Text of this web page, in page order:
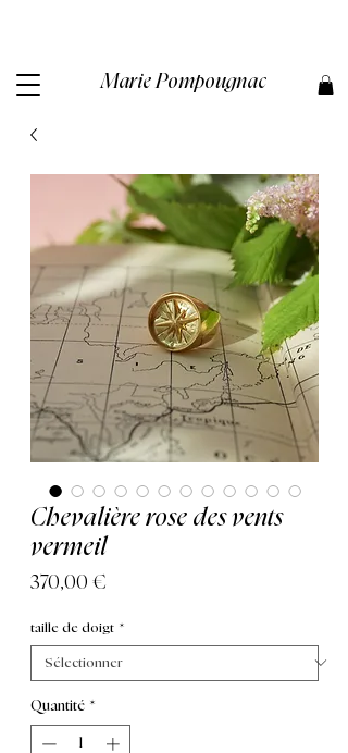
Marie Pompougnac​
Chevalière rose des vents
vermeil
370,00 €
taille de doigt *
Quantité *